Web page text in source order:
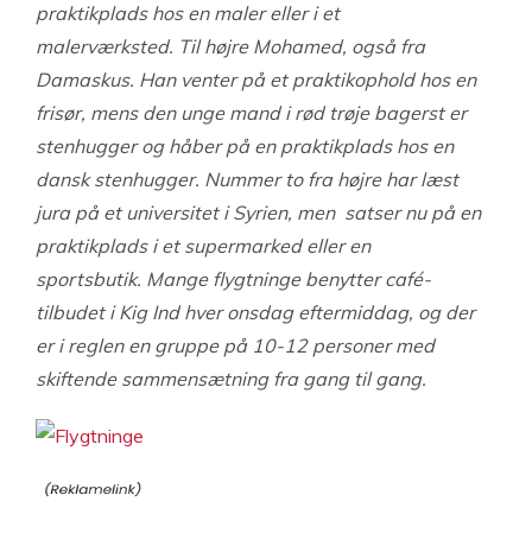
praktikplads hos en maler eller i et
malerværksted. Til højre Mohamed, også fra
Damaskus. Han venter på et praktikophold hos en
frisør, mens den unge mand i rød trøje bagerst er
stenhugger og håber på en praktikplads hos en
dansk stenhugger. Nummer to fra højre har læst
jura på et universitet i Syrien, men satser nu på en
praktikplads i et supermarked eller en
sportsbutik. Mange flygtninge benytter café-
tilbudet i Kig Ind hver onsdag eftermiddag, og der
er i reglen en gruppe på 10-12 personer med
skiftende sammensætning fra gang til gang.